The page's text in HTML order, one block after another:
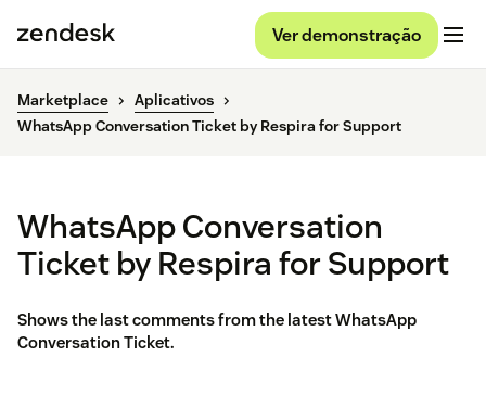
Ver demonstração
Marketplace
Aplicativos
WhatsApp Conversation Ticket by Respira for Support
WhatsApp Conversation
Ticket by Respira for Support
Shows the last comments from the latest WhatsApp
Conversation Ticket.